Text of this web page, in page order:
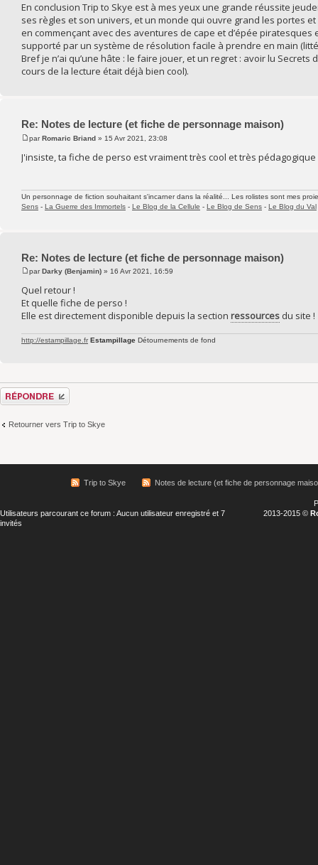
En conclusion Trip to Skye est à mes yeux une grande réussite
ses règles et son univers, et un monde qui ouvre grand les portes
en commençant avec des aventures de cape et d’épée
supporté par un système de résolution facile à prendre en main
Bref je n’ai qu’une hâte : le faire jouer, et un regret : avoir lu
cours de la lecture était déjà bien cool).
Re: Notes de lecture (et fiche de personnage maison)
parRomaric Briand » 15 Avr 2021, 23:08
J'insiste, ta fiche de perso est vraiment très cool et très pédagogique
Un personnage de fiction souhaitant s'incarner dans la réalité... Les rolistes sont mes
Sens - La Guerre des Immortels - Le Blog de la Cellule - Le Blog de Sens - Le Blog du Val
Re: Notes de lecture (et fiche de personnage maison)
parDarky (Benjamin) » 16 Avr 2021, 16:59
Quel retour !
Et quelle fiche de perso !
Elle est directement disponible depuis la section ressources du site !
http://estampillage.fr Estampillage Détournements de fond
Répondre
Retourner vers Trip to Skye
Trip to Skye Notes de lecture (et fiche de personnage
Utilisateurs parcourant ce forum : Aucun utilisateur enregistré et 7
invités
2013-2015 ©